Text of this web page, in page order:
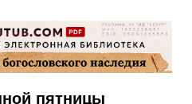
пятницы